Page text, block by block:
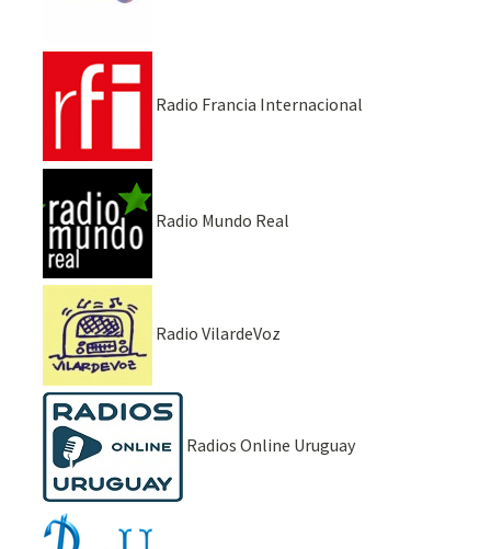
Radio Francia Internacional
Radio Mundo Real
Radio VilardeVoz
Radios Online Uruguay